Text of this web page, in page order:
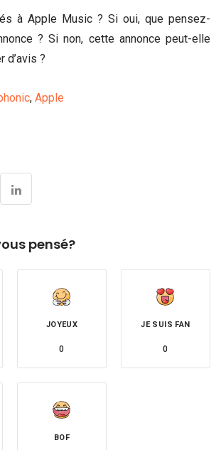
à Apple Music ? Si oui, que pensez-
? Si non, cette annonce peut-elle
d’avis ?
, Apple
pensé?
JOYEUX
0
JE SUIS FAN
0
BOF